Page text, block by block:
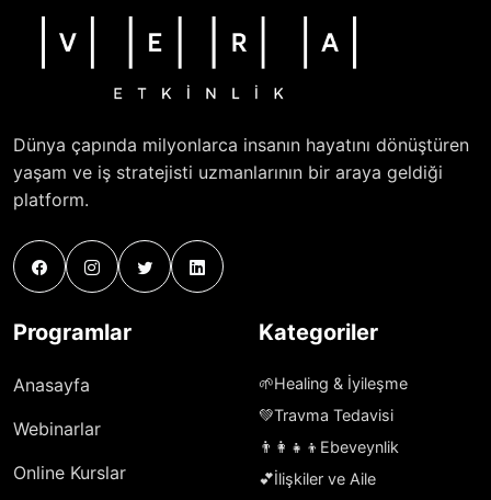
Dünya çapında milyonlarca insanın hayatını dönüştüren
yaşam ve iş stratejisti uzmanlarının bir araya geldiği
platform.
Programlar
Anasayfa
Webinarlar
Online Kurslar
Kategoriler
🌱Healing & İyileşme
💚Travma Tedavisi
👨‍👩‍👧‍👦 Ebeveynlik
💕İlişkiler ve Aile